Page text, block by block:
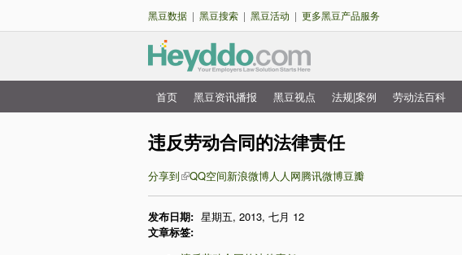
黑豆数据 | 黑豆搜索 | 黑豆活动 | 更多黑豆产品服务
主
菜
单
首页 黑豆资讯播报 黑豆视点 法规|案例 劳动法百科
违反劳动合同的法律责任
分享到 QQ空间新浪微博人人网腾讯微博豆瓣
发布日期: 星期五, 2013, 七月 12
文章标签: